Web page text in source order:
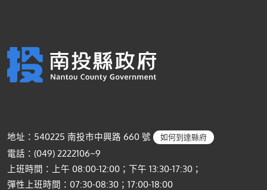
地址：540225 南投市中興路 660 號 如何到達縣府
電話：(049) 2222106~9
上班時間：上午 08:00-12:00；下午 13:30-17:30；
彈性上班時間：07:30-08:30；17:00-18:00